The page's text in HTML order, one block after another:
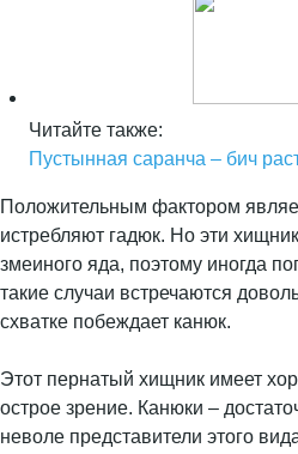
Читайте также:
Пустынная саранча – бич
Положительным фактором
истребляют гадюк. Но эти
змеиного яда, поэтому иногда
такие случаи встречаются
схватке побеждает канюк.
Этот пернатый хищник имеет
острое зрение. Канюки –
неволе представители этого